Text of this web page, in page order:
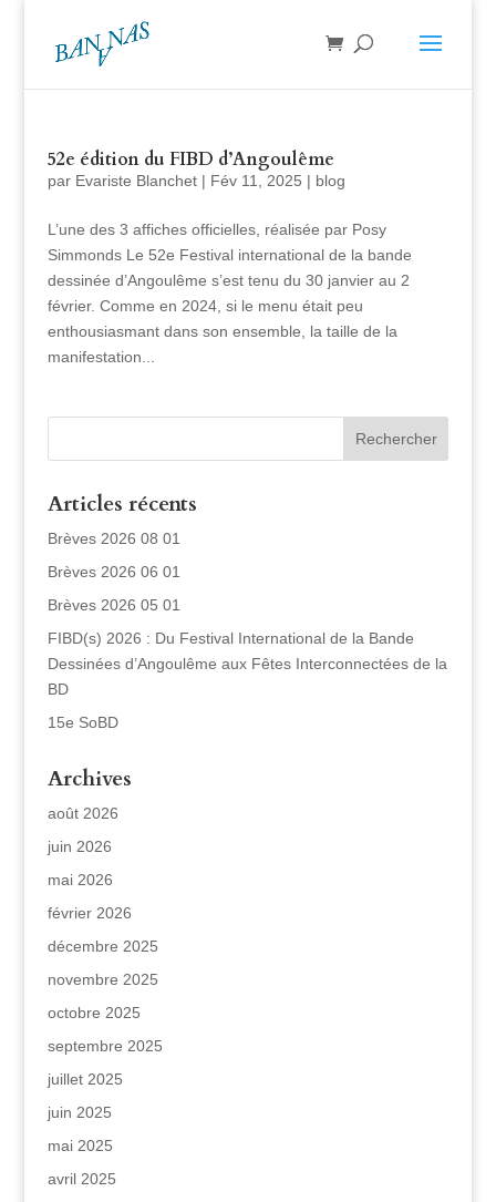
52e édition du FIBD d’Angoulême
par Evariste Blanchet| Fév 11, 2025 | blog
L’une des 3 affiches officielles, réalisée par Posy
Simmonds Le 52e Festival international de la bande
dessinée d’Angoulême s’est tenu du 30 janvier au 2
février. Comme en 2024, si le menu était peu
enthousiasmant dans son ensemble, la taille de la
manifestation...
Articles récents
Brèves 2026 08 01
Brèves 2026 06 01
Brèves 2026 05 01
FIBD(s) 2026 : Du Festival International de la Bande
Dessinées d’Angoulême aux Fêtes Interconnectées de la
BD
15e SoBD
Archives
août 2026
juin 2026
mai 2026
février 2026
décembre 2025
novembre 2025
octobre 2025
septembre 2025
juillet 2025
juin 2025
mai 2025
avril 2025